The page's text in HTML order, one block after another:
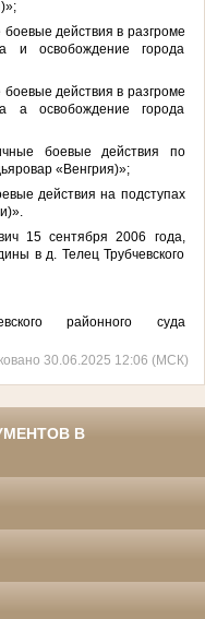
действия в разгроме
и освобождение города
действия в разгроме
а освобождение города
боевые действия по
«Венгрия)»;
действия на подступах
15 сентября 2006 года,
в д. Телец Трубчевского
районного суда
30.06.2025 12:06 (МСК)
В